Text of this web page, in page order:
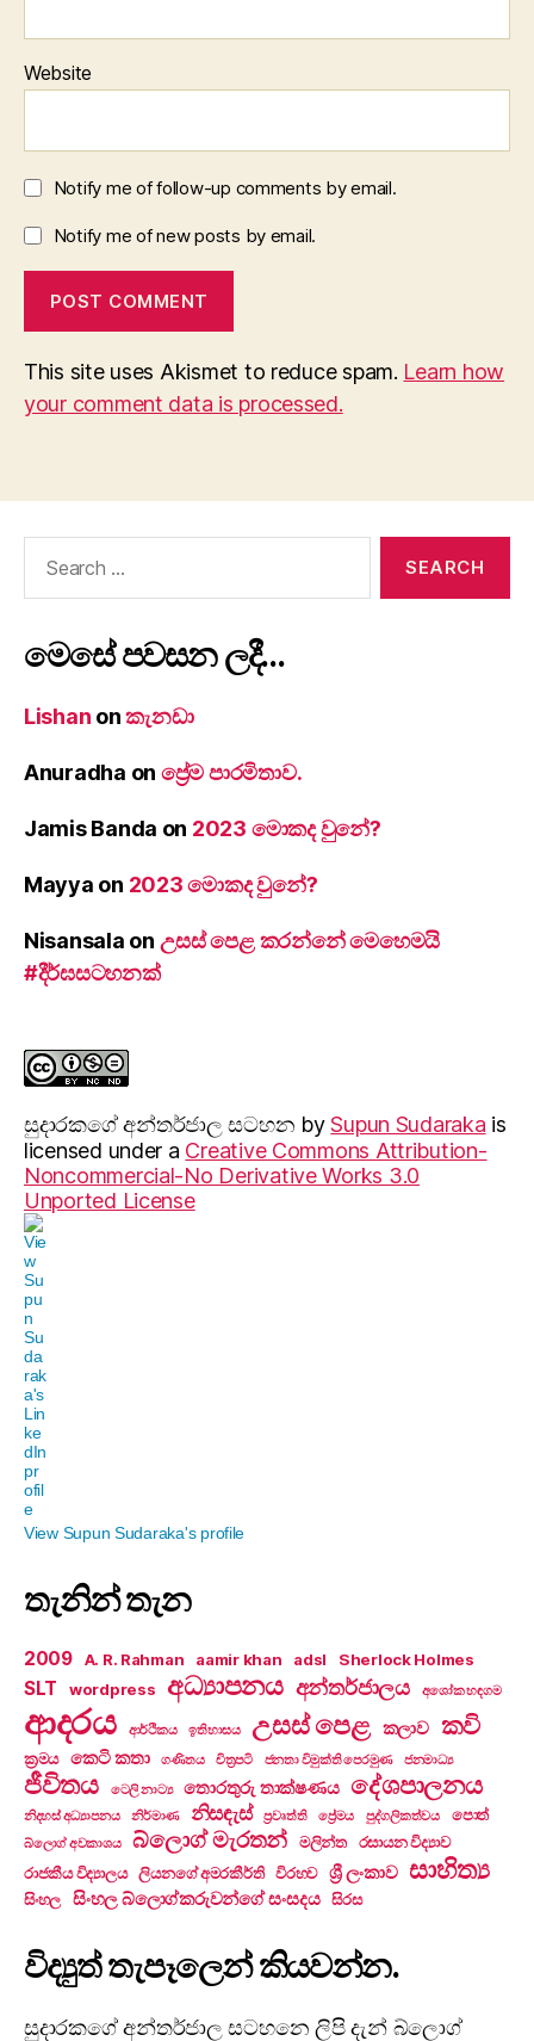
Website
Notify me of follow-up comments by email.
Notify me of new posts by email.
This site uses Akismet to reduce spam. Learn how
your comment data is processed.
මෙසේ පවසන ලදී…
Lishan onකැනඩා
Anuradha on ප්‍රේම පාරමිතාව.
Jamis Banda on 2023 මොකද වුනේ?
Mayya on 2023 මොකද වුනේ?
Nisansala on උසස් පෙළ කරන්නේ මෙහෙමයි
#දීර්ඝසටහනක්
සුදාරක‍ගේ අන්තර්ජාල සටහන bySupun Sudaraka is
licensed under a Creative Commons Attribution-
Noncommercial-No Derivative Works 3.0
Unported License
View Supun Sudaraka's profile
තැනින් තැන
2009 A. R. Rahman aamir khan adsl Sherlock Holmes
SLT wordpress අධ්‍යාපනය අන්තර්ජාලය අශෝක හඳගම
ආදරය ආර්ථිකය ඉතිහාසය උසස් පෙළ කලාව කවි
ක්‍රමය කෙටි කතා ගණිතය චිත්‍රපටි ජනතා විමුක්ති පෙරමුණ ජනමාධ්‍ය
ජීවිතය ටෙලි නාට්‍ය තොරතුරු තාක්ෂණය දේශපාලනය
නිදහස් අධ්‍යාපනය නිර්මාණ නිසඳැස් ප්‍රවෘත්ති ප්‍රේමය පුද්ගලිකත්වය පොත්
බ්ලොග් අවකාශය බ්ලොග් මැරතන් මලින්ත
රසායන විද්‍යාව
රාජකීය විද්‍යාලය
ලියනගේ අමරකීර්ති විරහව ශ්‍රී ලංකාව සාහිත්‍ය
සිංහල සිංහල බ්ලොග්කරුවන්ගේ සංසදය සිරස
විද්‍යුත් තැපෑලෙන් කියවන්න.
සුදාරකගේ අන්තර්ජාල සටහනෙ ලිපි දැන් බ්ලොග්